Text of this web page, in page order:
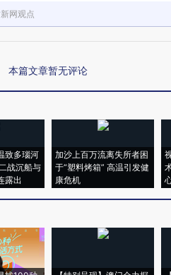
网观点
本篇文章暂无评论
致多瑙河
战沉船与
露出
加沙上百万流离失所者困
于“塑料烤箱” 高温引发健
康危机